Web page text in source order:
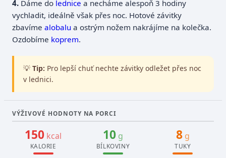
Dáme do lednice a necháme alespoň 3 hodiny
vychladit, ideálně však přes noc. Hotové závitky
zbavímealobalu a ostrým nožem nakrájíme na kolečka.
Ozdobíme koprem.
💡 Tip: Pro lepší chuť nechte závitky odležet přes noc
v lednici.
VÝŽIVOVÉ HODNOTY NA PORCI
150 kcal
KALORIE
10g
BÍLKOVINY
8g
TUKY